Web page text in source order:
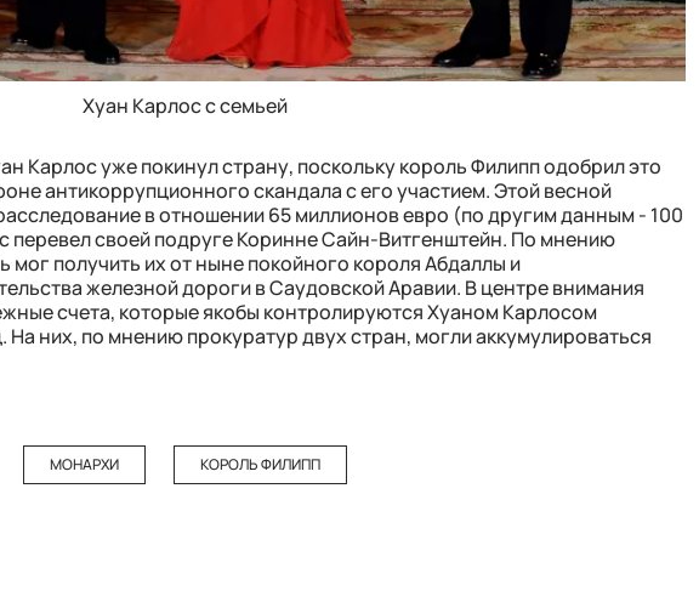
Хуан Карлос с семьей
Карлос уже покинул страну, поскольку король Филипп одобрил это
антикоррупционного скандала с его участием. Этой весной
в отношении 65 миллионов евро (по другим данным - 100
перевел своей подруге Коринне Сайн-Витгенштейн. По мнению
мог получить их от ныне покойного короля Абдаллы и
железной дороги в Саудовской Аравии. В центре внимания
счета, которые якобы контролируются Хуаном Карлосом
них, по мнению прокуратур двух стран, могли аккумулироваться
МОНАРХИ КОРОЛЬ ФИЛИПП